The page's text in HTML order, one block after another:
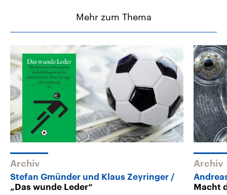
Mehr zum Thema
Archiv
Stefan Gmünder und Klaus Zeyringer
„Das wunde Leder“
Archiv
Macht